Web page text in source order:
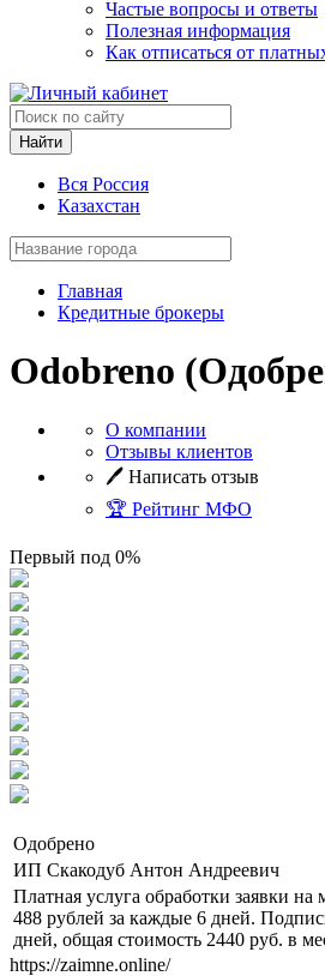
Частые вопросы и ответы
Полезная информация
Как отписаться от
Найти
Вся Россия
Казахстан
Главная
Кредитные брокеры
Odobreno
О компании
Отзывы клиентов
🖊️ Написать отзыв
🏆 Рейтинг МФО
Первый под 0%
Одобрено
ИП Скакодуб Антон Андреевич
Платная услуга обработки заявки
488 рублей за каждые 6 дней.
дней, общая стоимость 2440 руб. в
https://zaimne.online/